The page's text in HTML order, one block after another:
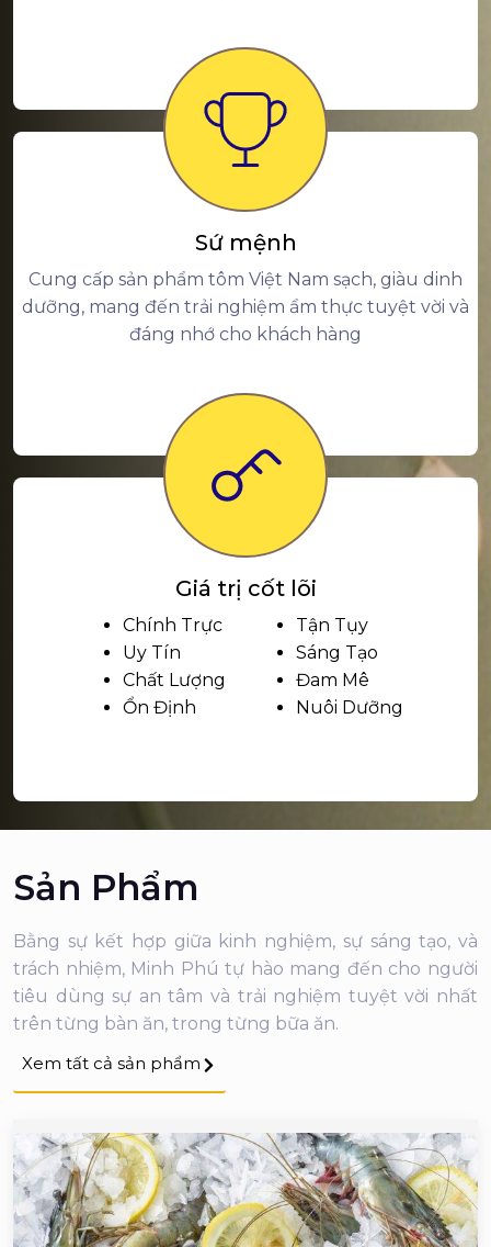
Sứ mệnh
Cung cấp sản phẩm tôm Việt Nam sạch, giàu dinh
dưỡng, mang đến trải nghiệm ẩm thực tuyệt vời và
đáng nhớ cho khách hàng
Giá trị cốt lõi
Chính Trực
Uy Tín
Chất Lượng
Ổn Định
Tận Tụy
Sáng Tạo
Đam Mê
Nuôi Dưỡng
Sản Phẩm
Xem tất cả sản phẩm
Bằng sự kết hợp giữa kinh nghiệm, sự sáng tạo, và
trách nhiệm, Minh Phú tự hào mang đến cho người
tiêu dùng sự an tâm và trải nghiệm tuyệt vời nhất
trên từng bàn ăn, trong từng bữa ăn.